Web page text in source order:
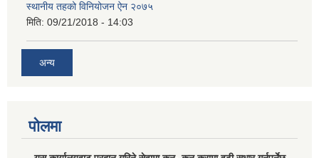
स्थानीय तहको विनियोजन ऐन २०७५
मिति: 09/21/2018 - 14:03
अन्य
पोलमा